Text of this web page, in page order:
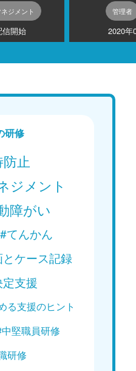
ジメント
信開始
管理者
2020年
研修
止
ジメント
障がい
#てんかん
ケース記録
支援
る支援のヒント
堅職員研修
研修